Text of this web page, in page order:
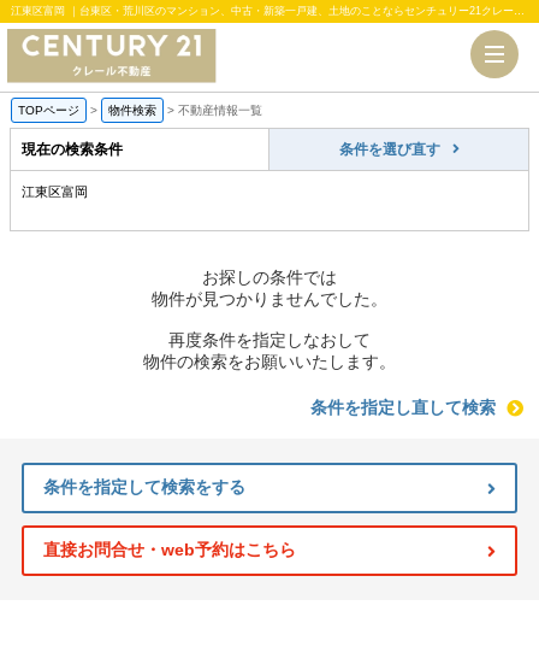
江東区富岡 ｜台東区・荒川区のマンション、中古・新築一戸建、土地のことならセンチュリー21クレール不動産
TOPページ > 物件検索 > 不動産情報一覧
現在の検索条件 条件を選び直す
江東区富岡
お探しの条件では
物件が見つかりませんでした。
再度条件を指定しなおして
物件の検索をお願いいたします。
条件を指定し直して検索
条件を指定して検索をする
直接お問合せ・web予約はこちら